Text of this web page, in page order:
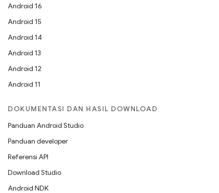
Android 16
Android 15
Android 14
Android 13
Android 12
Android 11
DOKUMENTASI DAN HASIL DOWNLOAD
Panduan Android Studio
Panduan developer
Referensi API
Download Studio
Android NDK